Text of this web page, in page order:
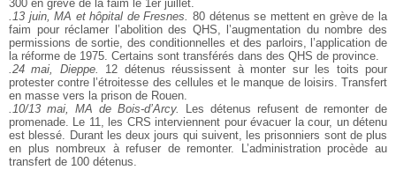
300 en grève de la faim le 1er juillet.
.13 juin, MA et hôpital de Fresnes. 80 détenus se mettent en grève de la
faim pour réclamer l’abolition des QHS, l’augmentation du nombre des
permissions de sortie, des conditionnelles et des parloirs, l’application de
la réforme de 1975. Certains sont transférés dans des QHS de province.
.24 mai, Dieppe.
12 détenus réussissent à monter sur les toits pour
protester contre l’étroitesse des cellules et le manque de loisirs. Transfert
en masse vers la prison de Rouen.
.10/13 mai, MA de Bois-d’Arcy.
Les détenus refusent de remonter de
promenade. Le 11, les CRS interviennent pour évacuer la cour, un détenu
est blessé. Durant les deux jours qui suivent, les prisonniers sont de plus
en plus nombreux à refuser de remonter. L’administration procède au
transfert de 100 détenus.